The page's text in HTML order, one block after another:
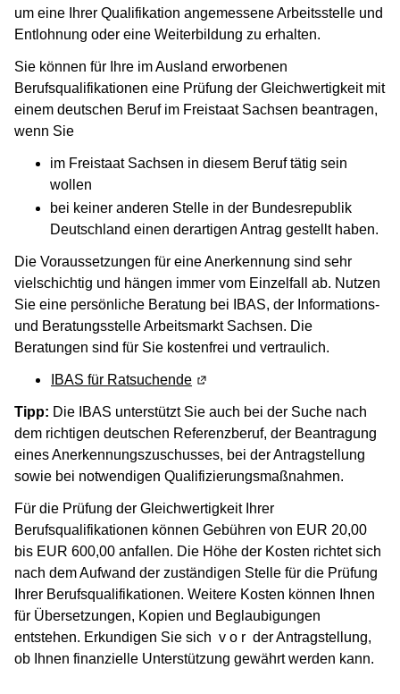
um eine Ihrer Qualifikation angemessene Arbeitsstelle und
Entlohnung oder eine Weiterbildung zu erhalten.
Sie können für Ihre im Ausland erworbenen
Berufsqualifikationen eine Prüfung der Gleichwertigkeit mit
einem deutschen Beruf im Freistaat Sachsen beantragen,
wenn Sie
im Freistaat Sachsen in diesem Beruf tätig sein
wollen
bei keiner anderen Stelle in der Bundesrepublik
Deutschland einen derartigen Antrag gestellt haben.
Die Voraussetzungen für eine Anerkennung sind sehr
vielschichtig und hängen immer vom Einzelfall ab. Nutzen
Sie eine persönliche Beratung bei IBAS, der Informations-
und Beratungsstelle Arbeitsmarkt Sachsen. Die
Beratungen sind für Sie kostenfrei und vertraulich.
IBAS für Ratsuchende (Wird in einem neuen Fenster
Tipp: Die IBAS unterstützt Sie auch bei der Suche nach
dem richtigen deutschen Referenzberuf, der Beantragung
eines Anerkennungszuschusses, bei der Antragstellung
sowie bei notwendigen Qualifizierungsmaßnahmen.
Für die Prüfung der Gleichwertigkeit Ihrer
Berufsqualifikationen können Gebühren von EUR 20,00
bis EUR 600,00 anfallen. Die Höhe der Kosten richtet sich
nach dem Aufwand der zuständigen Stelle für die Prüfung
Ihrer Berufsqualifikationen. Weitere Kosten können Ihnen
für Übersetzungen, Kopien und Beglaubigungen
entstehen. Erkundigen Sie sich v o r der Antragstellung,
ob Ihnen finanzielle Unterstützung gewährt werden kann.